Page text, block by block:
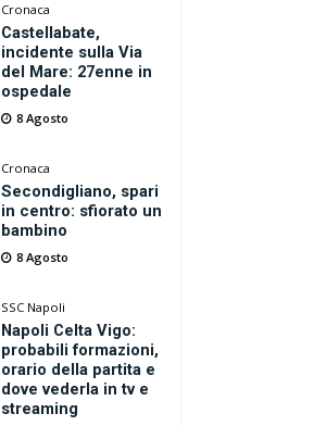
Cronaca
Castellabate,
incidente sulla Via
del Mare: 27enne in
ospedale
8 Agosto
Cronaca
Secondigliano, spari
in centro: sfiorato un
bambino
8 Agosto
SSC Napoli
Napoli Celta Vigo:
probabili formazioni,
orario della partita e
dove vederla in tv e
streaming